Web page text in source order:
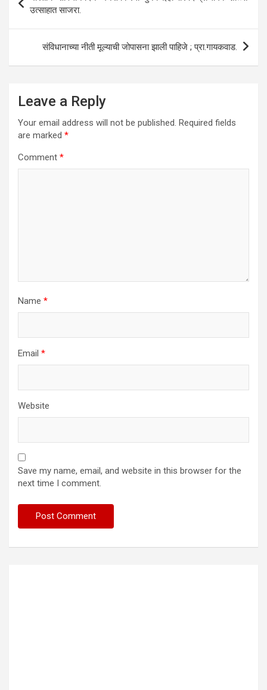
p
p
o
k
navigation
उत्साहात साजरा.
संविधानाच्या नीती मूल्याची जोपासना झाली पाहिजे ; प्रा.गायकवाड.
Leave a Reply
Your email address will not be published. Required fields
are marked *
Comment *
Name *
Email *
Website
Save my name, email, and website in this browser for the
next time I comment.